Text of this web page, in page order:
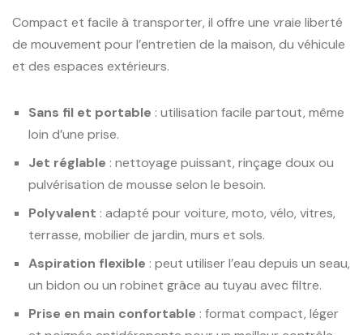
Compact et facile à transporter, il offre une vraie liberté
de mouvement pour l’entretien de la maison, du véhicule
et des espaces extérieurs.
Sans fil et portable : utilisation facile partout, même
loin d’une prise.
Jet réglable : nettoyage puissant, rinçage doux ou
pulvérisation de mousse selon le besoin.
Polyvalent : adapté pour voiture, moto, vélo, vitres,
terrasse, mobilier de jardin, murs et sols.
Aspiration flexible : peut utiliser l’eau depuis un seau,
un bidon ou un robinet grâce au tuyau avec filtre.
Prise en main confortable : format compact, léger